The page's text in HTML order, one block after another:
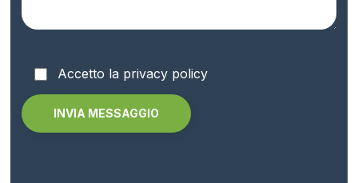
Accetto la privacy policy